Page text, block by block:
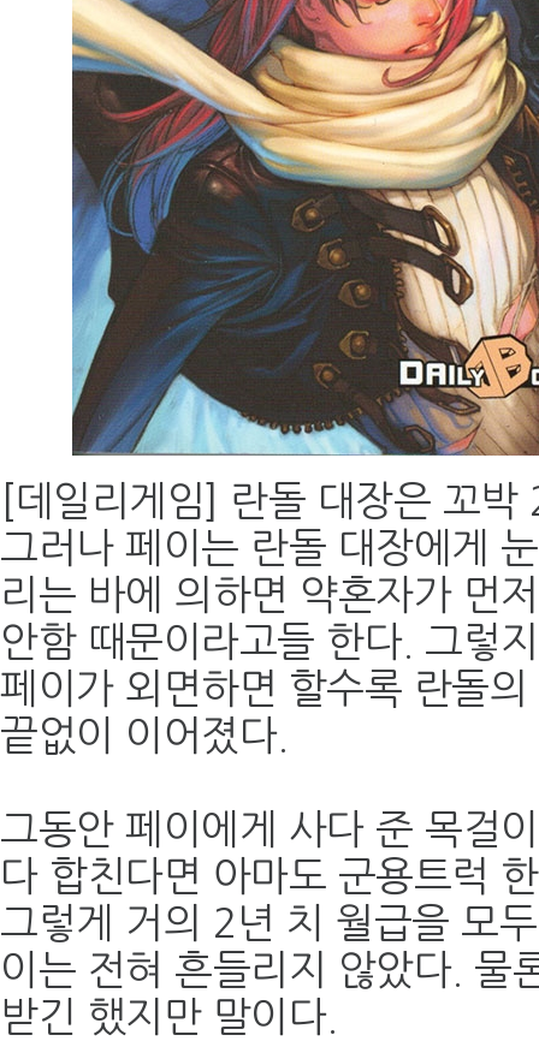
[데일리게임] 란돌 대장은 꼬
그러나 페이는 란돌 대장에게
리는 바에 의하면 약혼자가 먼
안함 때문이라고들 한다. 그렇
페이가 외면하면 할수록 란돌
끝없이 이어졌다.
그동안 페이에게 사다 준 목걸
다 합친다면 아마도 군용트럭
그렇게 거의 2년 치 월급을 모
이는 전혀 흔들리지 않았다. 물
받긴 했지만 말이다.